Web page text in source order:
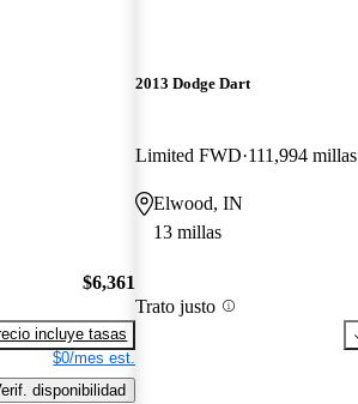
$6,361
incluye tasas
$0/mes est.
disponibilidad
2013 Dodge Dart
Limited FWD 111,994 millas
Elwood, IN
13 millas
Trato justo